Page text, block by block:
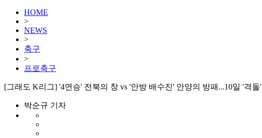
HOME
>
NEWS
>
축구
>
프로축구
[그래도 K리그] '4연승' 전북의 창 vs '안방 배수진' 안양의 방패...10일 '격돌'
박순규 기자